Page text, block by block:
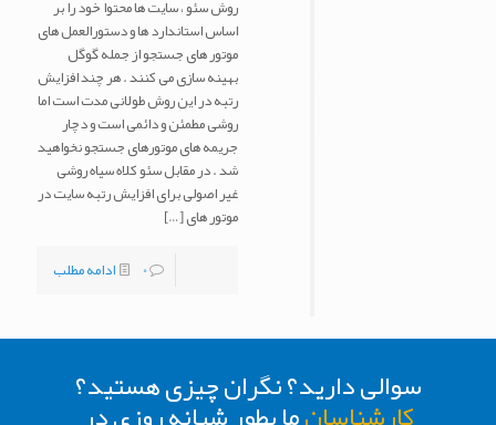
روش سئو ، سایت ها محتوا خود را بر
اساس استاندارد ها و دستورالعمل های
موتور های جستجو از جمله گوگل
بهینه سازی می کنند . هر چند افزایش
رتبه در این روش طولانی مدت است اما
روشی مطمئن و دائمی است و دچار
جریمه های موتورهای جستجو نخواهید
شد . در مقابل سئو کلاه سیاه روشی
غیر اصولی برای افزایش رتبه سایت در
موتور های[…]
0
ادامه مطلب
سوالی دارید؟ نگران چیزی هستید؟